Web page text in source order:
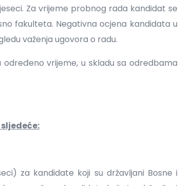
Za vrijeme probnog rada kandidat se
fakulteta. Negativna ocjena kandidata u
važenja ugovora o radu.
vrijeme, u skladu sa odredbama
za kandidate koji su državljani Bosne i